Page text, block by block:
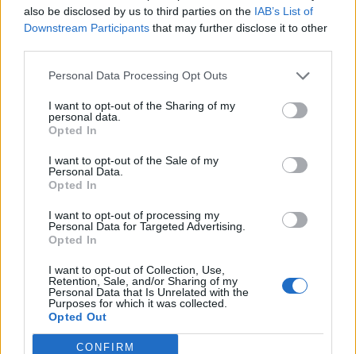
also be disclosed by us to third parties on the IAB’s List of
Downstream Participants that may further disclose it to other
Personal Data Processing Opt Outs
I want to opt-out of the Sharing of my
personal data.
Opted In
I want to opt-out of the Sale of my
Personal Data.
Opted In
I want to opt-out of processing my
Personal Data for Targeted Advertising.
Opted In
I want to opt-out of Collection, Use,
Retention, Sale, and/or Sharing of my
Personal Data that Is Unrelated with the
Purposes for which it was collected.
Opted Out
CONFIRM
Revuelto Impavido è una serie ultra esclusiva ispirata
ai samurai